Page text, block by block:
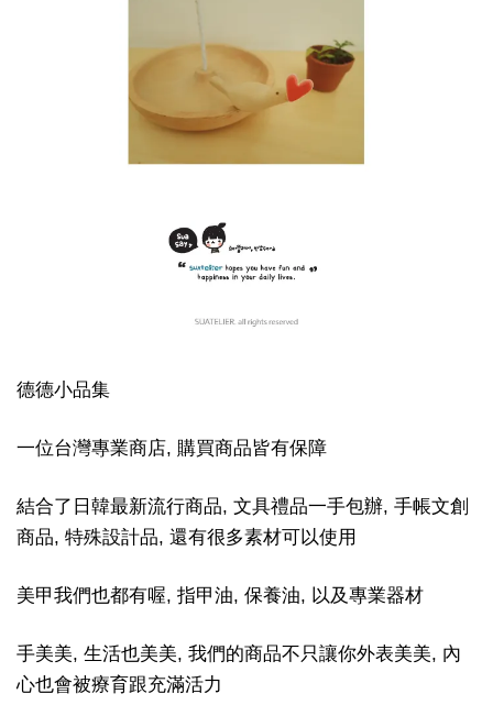
德德小品集
一位台灣專業商店, 購買商品皆有保障
結合了日韓最新流行商品, 文具禮品一手包辦, 手帳文創
商品, 特殊設計品, 還有很多素材可以使用
美甲我們也都有喔, 指甲油, 保養油, 以及專業器材
手美美, 生活也美美, 我們的商品不只讓你外表美美, 內
心也會被療育跟充滿活力